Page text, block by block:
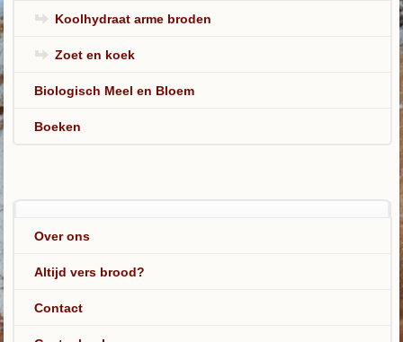
Koolhydraat arme broden
Zoet en koek
Biologisch Meel en Bloem
Boeken
Over ons
Altijd vers brood?
Contact